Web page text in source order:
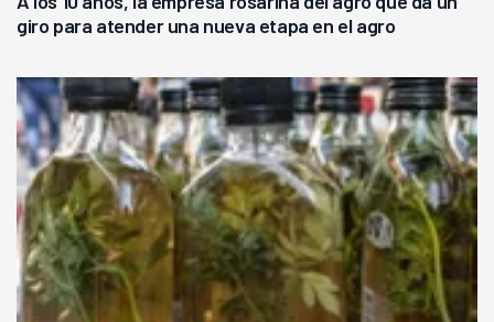
giro para atender una nueva etapa en el agro